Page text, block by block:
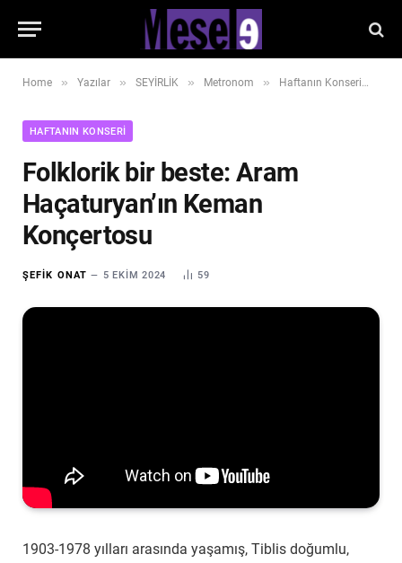
Home » Yazılar » SEYİRLİK » Metronom » Haftanın Konseri
HAFTANIN KONSERI
Folklorik bir beste: Aram
Haçaturyan’ın Keman
Konçertosu
ŞEFIK ONAT 5 EKIM 2024 59
1903-1978 yılları arasında yaşamış, Tiblis doğumlu,